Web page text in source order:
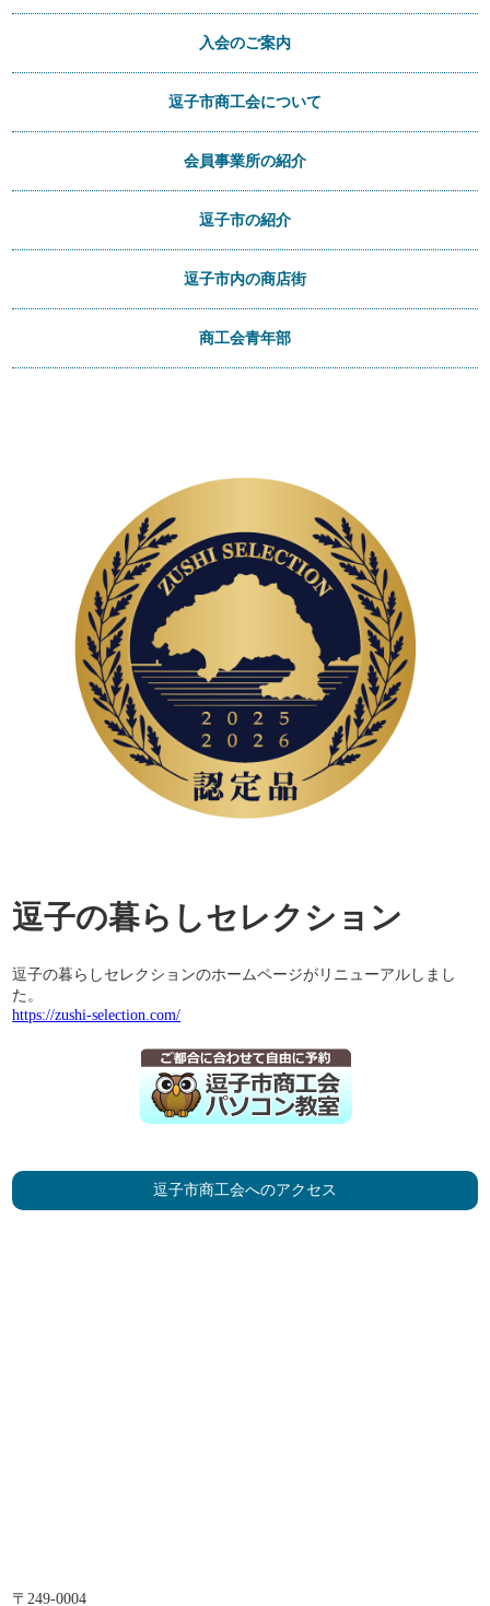
入会のご案内
逗子市商工会について
会員事業所の紹介
逗子市の紹介
逗子市内の商店街
商工会青年部
逗子の暮らしセレクション
逗子の暮らしセレクションのホームページがリニューアルしまし
た。
https://zushi-selection.com/
逗子市商工会へのアクセス
〒249-0004